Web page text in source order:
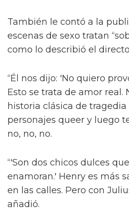
También le contó a la
escenas de sexo tratan
como lo describió el
“Él nos dijo: 'No quiero
Esto se trata de amor real.
historia clásica de
personajes queer y luego
no, no, no.
“'Son dos chicos dulces
enamoran.' Henry es más
en las calles. Pero con
añadió.